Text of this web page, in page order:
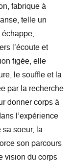
fabrique à
telle un
l’écoute et
figée, elle
le souffle et la
par la recherche
donner corps à
l’expérience
sa soeur, la
son parcours
vision du corps